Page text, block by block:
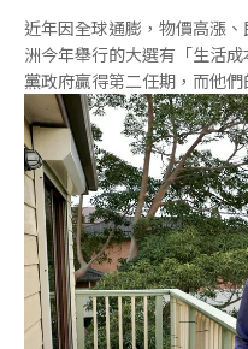
近年因全球通膨，物價高漲
洲今年舉行的大選有「生活
黨政府贏得第二任期，而他
電費，晚上也能省電費。白天
錢；傍晚下班回家、煮晚餐
能，在晚上尖峰提供電力，不
壓力。澳洲政府宣布自7月1
三成。一台家用電池平均可
目標是到2030年達成全國
電」與「家用電池」攜手前
電池方案」（The Cheaper
經濟與金融分析研究所（